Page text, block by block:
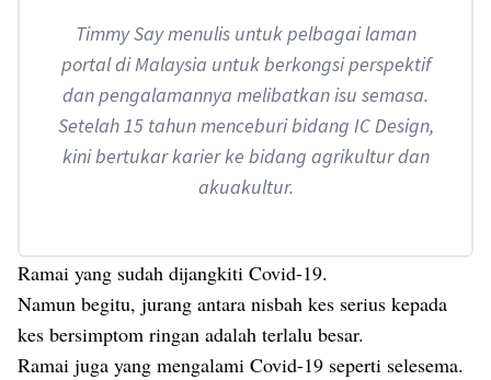
Timmy Say menulis untuk pelbagai laman
portal di Malaysia untuk berkongsi perspektif
dan pengalamannya melibatkan isu semasa.
Setelah 15 tahun menceburi bidang IC Design,
kini bertukar karier ke bidang agrikultur dan
akuakultur.
Ramai yang sudah dijangkiti Covid-19.
Namun begitu, jurang antara nisbah kes serius kepada
kes bersimptom ringan adalah terlalu besar.
Ramai juga yang mengalami Covid-19 seperti selesema.